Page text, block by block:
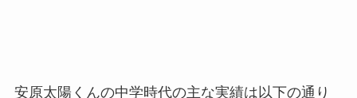
安原太陽くんの中学時代の主な実績は以下の通り